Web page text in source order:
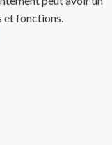
fonctions.